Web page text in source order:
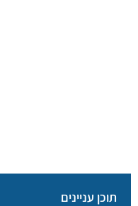
תוכן עניינים